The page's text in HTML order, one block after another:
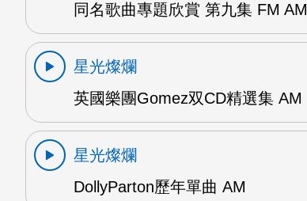
同名歌曲專題欣賞 第九集 FM AM
星光燦爛
英國樂團Gomez双CD精選集 AM
星光燦爛
DollyParton歷年單曲 AM